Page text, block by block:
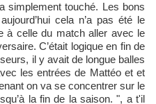
simplement touché. Les bons
cela n’a pas été le
à celle du match aller avec le
C’était logique en fin de
il y avait de longue balles
les entrées de Mattéo et et
on va se concentrer sur le
la fin de la saison. ", a t'il